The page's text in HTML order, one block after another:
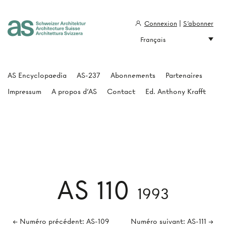
AS 110 1993
← Numéro précédent: AS-109 Numéro suivant: AS-111 →
AS Encyclopaedia AS-237 Abonnements
Partenaires
Impressum
A propos d'AS Contact Ed. Anthony Krafft
Connexion
S'abonner
Français